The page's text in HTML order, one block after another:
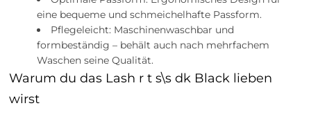
eine bequeme und schmeichelhafte Passform.
Pflegeleicht: Maschinenwaschbar und
formbeständig – behält auch nach mehrfachem
Waschen seine Qualität.
Warum du das Lash r t s\s dk Black lieben
wirst